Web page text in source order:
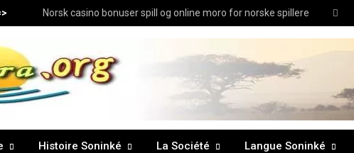
Norsk casino bonuser spill og online moro for norske spillere
Histoire Soninké La Société Langue Soninké